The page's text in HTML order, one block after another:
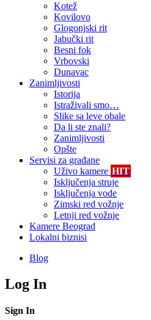
Kotež
Kovilovo
Glogonjski rit
Jabučki rit
Besni fok
Vrbovski
Dunavac
Zanimljivosti
Istorija
Istraživali smo…
Slike sa leve obale
Da li ste znali?
Zanimljivosti
Opšte
Servisi za građane
Uživo kamere HIT
Isključenja struje
Isključenja vode
Zimski red vožnje
Letnji red vožnje
Kamere Beograd
Lokalni biznisi
Blog
Log In
Sign In